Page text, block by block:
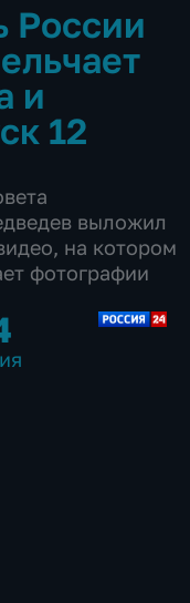
России
и
12
выложил
на котором
фотографии